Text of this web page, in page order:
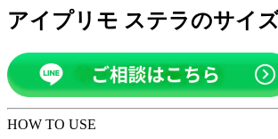
アイプリモ ステラのサイ
HOW TO USE